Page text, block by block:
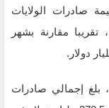
صادرات الولايات
تقريبا مقارنة بشهر
بلغ إجمالي صادرات